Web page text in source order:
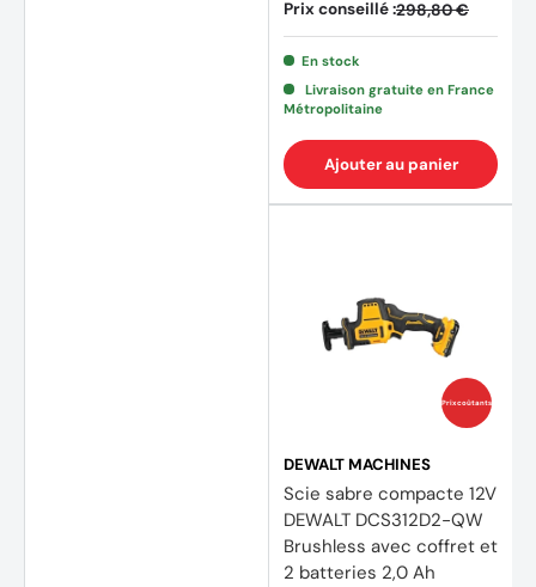
Prix conseillé :298,80 €
En stock
Livraison gratuite en France
Métropolitaine
Ajouter au panier
Prix coûtants
DEWALT MACHINES
Scie sabre compacte 12V
DEWALT DCS312D2-QW
Brushless avec coffret et
2 batteries 2,0 Ah